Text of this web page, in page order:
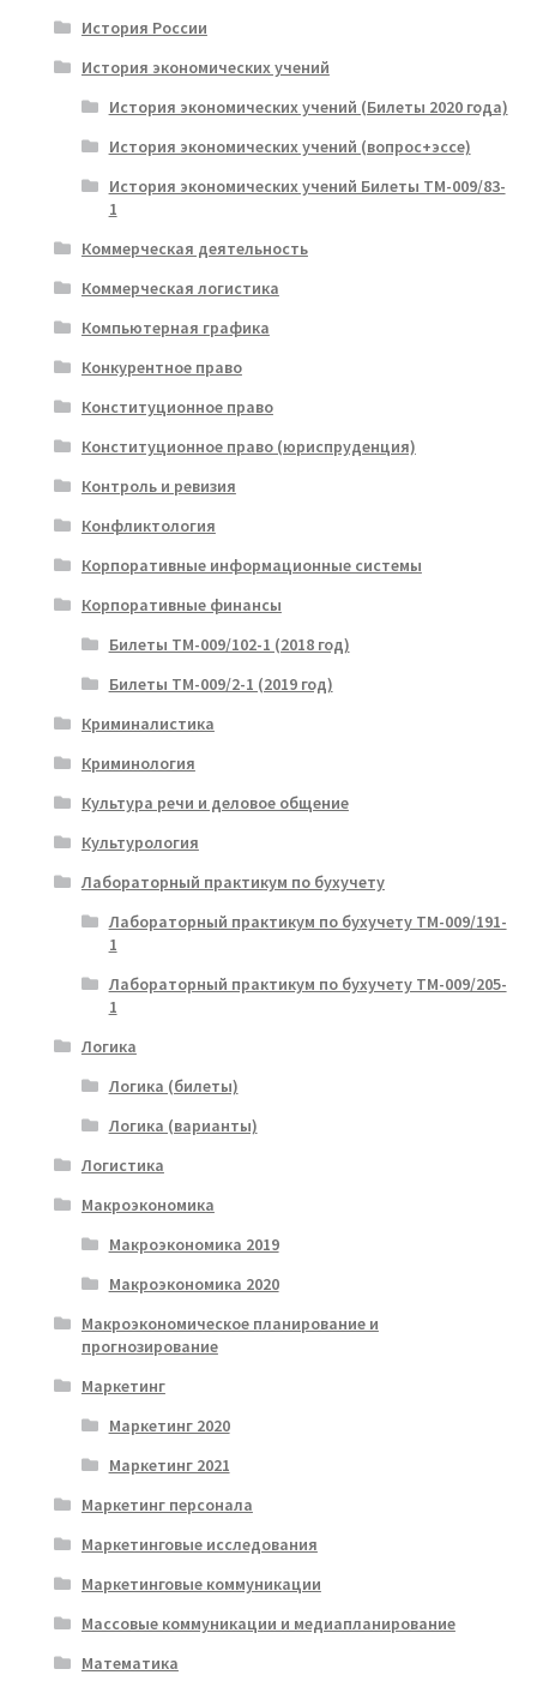
История России
История экономических учений
История экономических учений (Билеты 2020 года)
История экономических учений (вопрос+эссе)
История экономических учений Билеты ТМ-009/83-
1
Коммерческая деятельность
Коммерческая логистика
Компьютерная графика
Конкурентное право
Конституционное право
Конституционное право (юриспруденция)
Контроль и ревизия
Конфликтология
Корпоративные информационные системы
Корпоративные финансы
Билеты ТМ-009/102-1 (2018 год)
Билеты ТМ-009/2-1 (2019 год)
Криминалистика
Криминология
Культура речи и деловое общение
Культурология
Лабораторный практикум по бухучету
Лабораторный практикум по бухучету ТМ-009/191-
1
Лабораторный практикум по бухучету ТМ-009/205-
1
Логика
Логика (билеты)
Логика (варианты)
Логистика
Макроэкономика
Макроэкономика 2019
Макроэкономика 2020
Макроэкономическое планирование и
прогнозирование
Маркетинг
Маркетинг 2020
Маркетинг 2021
Маркетинг персонала
Маркетинговые исследования
Маркетинговые коммуникации
Массовые коммуникации и медиапланирование
Математика